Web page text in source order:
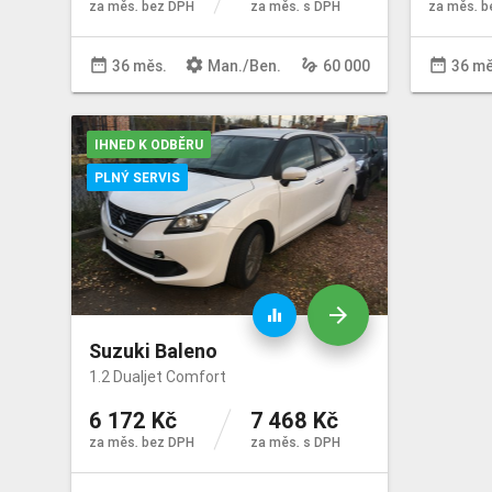
za měs. bez DPH za měs. s DPH
date_range 36 měs. settings Man./Ben. gesture 60 000
za měs.
date_range 36
Suzuki Baleno
1.2 Dualjet Comfort
6 172 Kč
za měs. bez DPH
7 468 Kč
za měs. s DPH
arrow_forward
equalizer
IHNED K ODBĚRU
PLNÝ SERVIS